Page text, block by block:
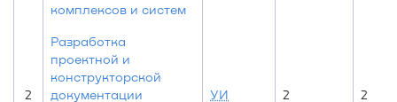
комплексов и систем
2
Разработка
проектной и
конструкторской
документации
УИ 2 2